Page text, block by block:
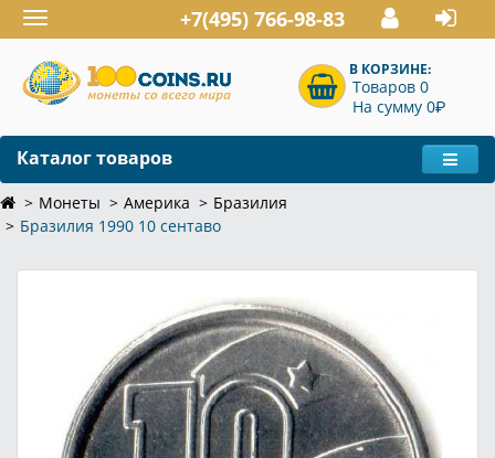
Toggle
navigation
+7(495) 766-98-83
В КОРЗИНЕ:
Товаров 0
На сумму 0P
Каталог товаров
Монеты Америка
Бразилия
Бразилия 1990 10 сентаво